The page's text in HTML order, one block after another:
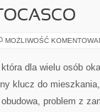
MOŻLIWOŚĆ
dla wielu osób
klucz do
problem z